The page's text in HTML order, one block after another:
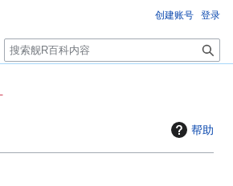
帮助
创建账号 登录
搜
索